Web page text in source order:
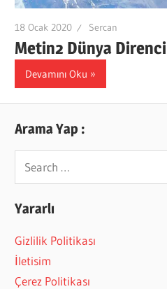
18 Ocak 2020 Sercan
Metin2 Dünya
Devamını Oku
Arama Yap :
Search
for:
Yararlı
Gizlilik Politikası
İletisim
Çerez Politikası